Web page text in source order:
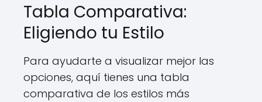
Tabla Comparativa:
Eligiendo tu Estilo
Para ayudarte a visualizar mejor las
opciones, aquí tienes una tabla
comparativa de los estilos más